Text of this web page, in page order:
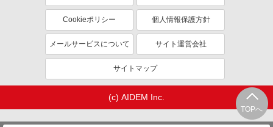
TOPへ
Cookieポリシー 個人情報保護方針
メールサービスについて サイト運営会社
サイトマップ
(c) AIDEM Inc.